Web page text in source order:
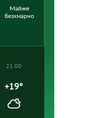
Майже
безхмарно
21:00
+19°